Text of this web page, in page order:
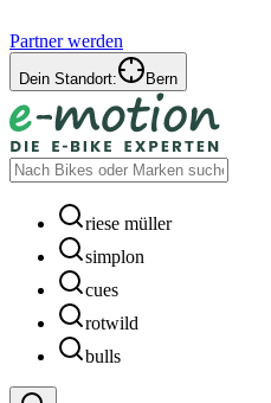
Partner werden
Dein Standort: Bern
riese müller
simplon
cues
rotwild
bulls